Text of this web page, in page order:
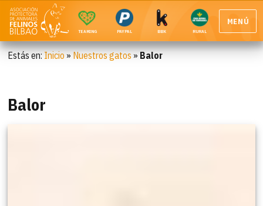
TEAMING PAYPAL BBK RURAL
MENÚ
Estás en: Inicio » Nuestros gatos » Balor
Balor